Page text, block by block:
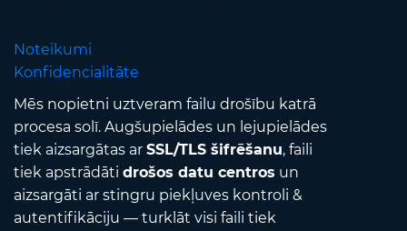
Noteikumi
Konfidencialitāte
Mēs nopietni uztveram failu drošību katrā
procesa solī. Augšupielādes un lejupielādes
tiek aizsargātas ar SSL/TLS šifrēšanu, faili
tiek apstrādāti drošos datu centros un
aizsargāti ar stingru piekļuves kontroli &
autentifikāciju — turklāt visi faili tiek